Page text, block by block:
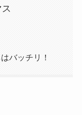
バッチリ！